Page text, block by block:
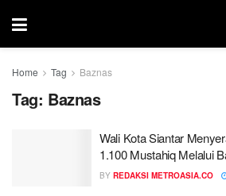
Home Tag Baznas
Tag: Baznas
Wali Kota Siantar
1.100 Mustahiq Melalui
BY REDAKSI METROASIA.CO